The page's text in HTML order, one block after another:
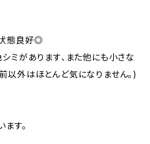
態良好◎
ミがあります、また他にも小さな
以外はほとんど気になりません。)
す。